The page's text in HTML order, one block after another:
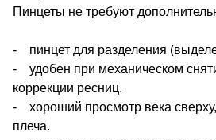
Пинцеты не требуют
- пинцет для разделения
- удобен при механическом
коррекции ресниц.
- хороший просмотр века сверху,
плеча.